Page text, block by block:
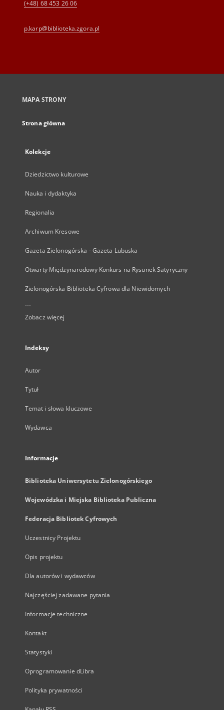
(+48) 68 453 26 06
p.karp@biblioteka.zgora.pl
MAPA STRONY
Strona główna
Kolekcje
Dziedzictwo kulturowe
Nauka i dydaktyka
Regionalia
Archiwum Kresowe
Gazeta Zielonogórska - Gazeta Lubuska
Otwarty Międzynarodowy Konkurs na Rysunek Satyryczny
Zielonogórska Biblioteka Cyfrowa dla Niewidomych
...
Zobacz więcej
Indeksy
Autor
Tytuł
Temat i słowa kluczowe
Wydawca
Informacje
Biblioteka Uniwersytetu Zielonogórskiego
Wojewódzka i Miejska Biblioteka Publiczna
Federacja Bibliotek Cyfrowych
Uczestnicy Projektu
Opis projektu
Dla autorów i wydawców
Najczęściej zadawane pytania
Informacje techniczne
Kontakt
Statystyki
Oprogramowanie dLibra
Polityka prywatności